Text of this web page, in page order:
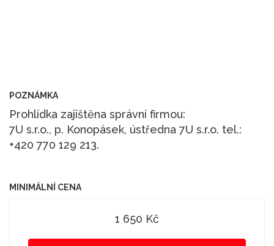
POZNÁMKA
Prohlídka zajištěna správní firmou:
7U s.r.o., p. Konopásek, ústředna 7U s.r.o. tel.:
+420 770 129 213.
MINIMÁLNÍ CENA
1 650 Kč